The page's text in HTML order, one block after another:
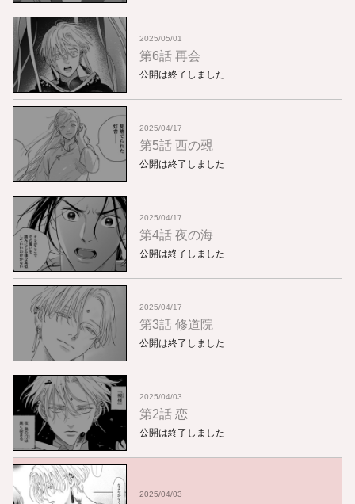
2025/05/01
第6話 再会
公開は終了しました
2025/04/17
第5話 西の覡
公開は終了しました
2025/04/17
第4話 夜の海
公開は終了しました
2025/04/17
第3話 修道院
公開は終了しました
2025/04/03
第2話 恋
公開は終了しました
2025/04/03